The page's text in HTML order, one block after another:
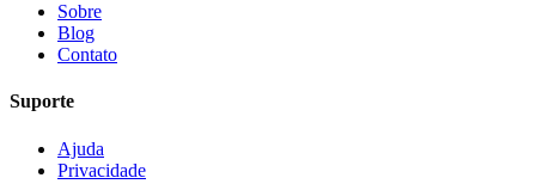
Sobre
Blog
Contato
Suporte
Ajuda
Privacidade